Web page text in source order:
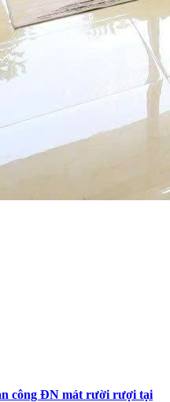
công ĐN mát rười rượi tại